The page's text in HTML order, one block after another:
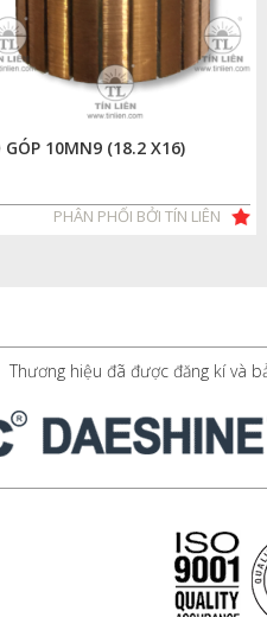
GÓP 10MN9 (18.2 X16)
PHÂN PHỐI BỞI TÍN LIÊN
Thương hiệu đã được đăng kí và